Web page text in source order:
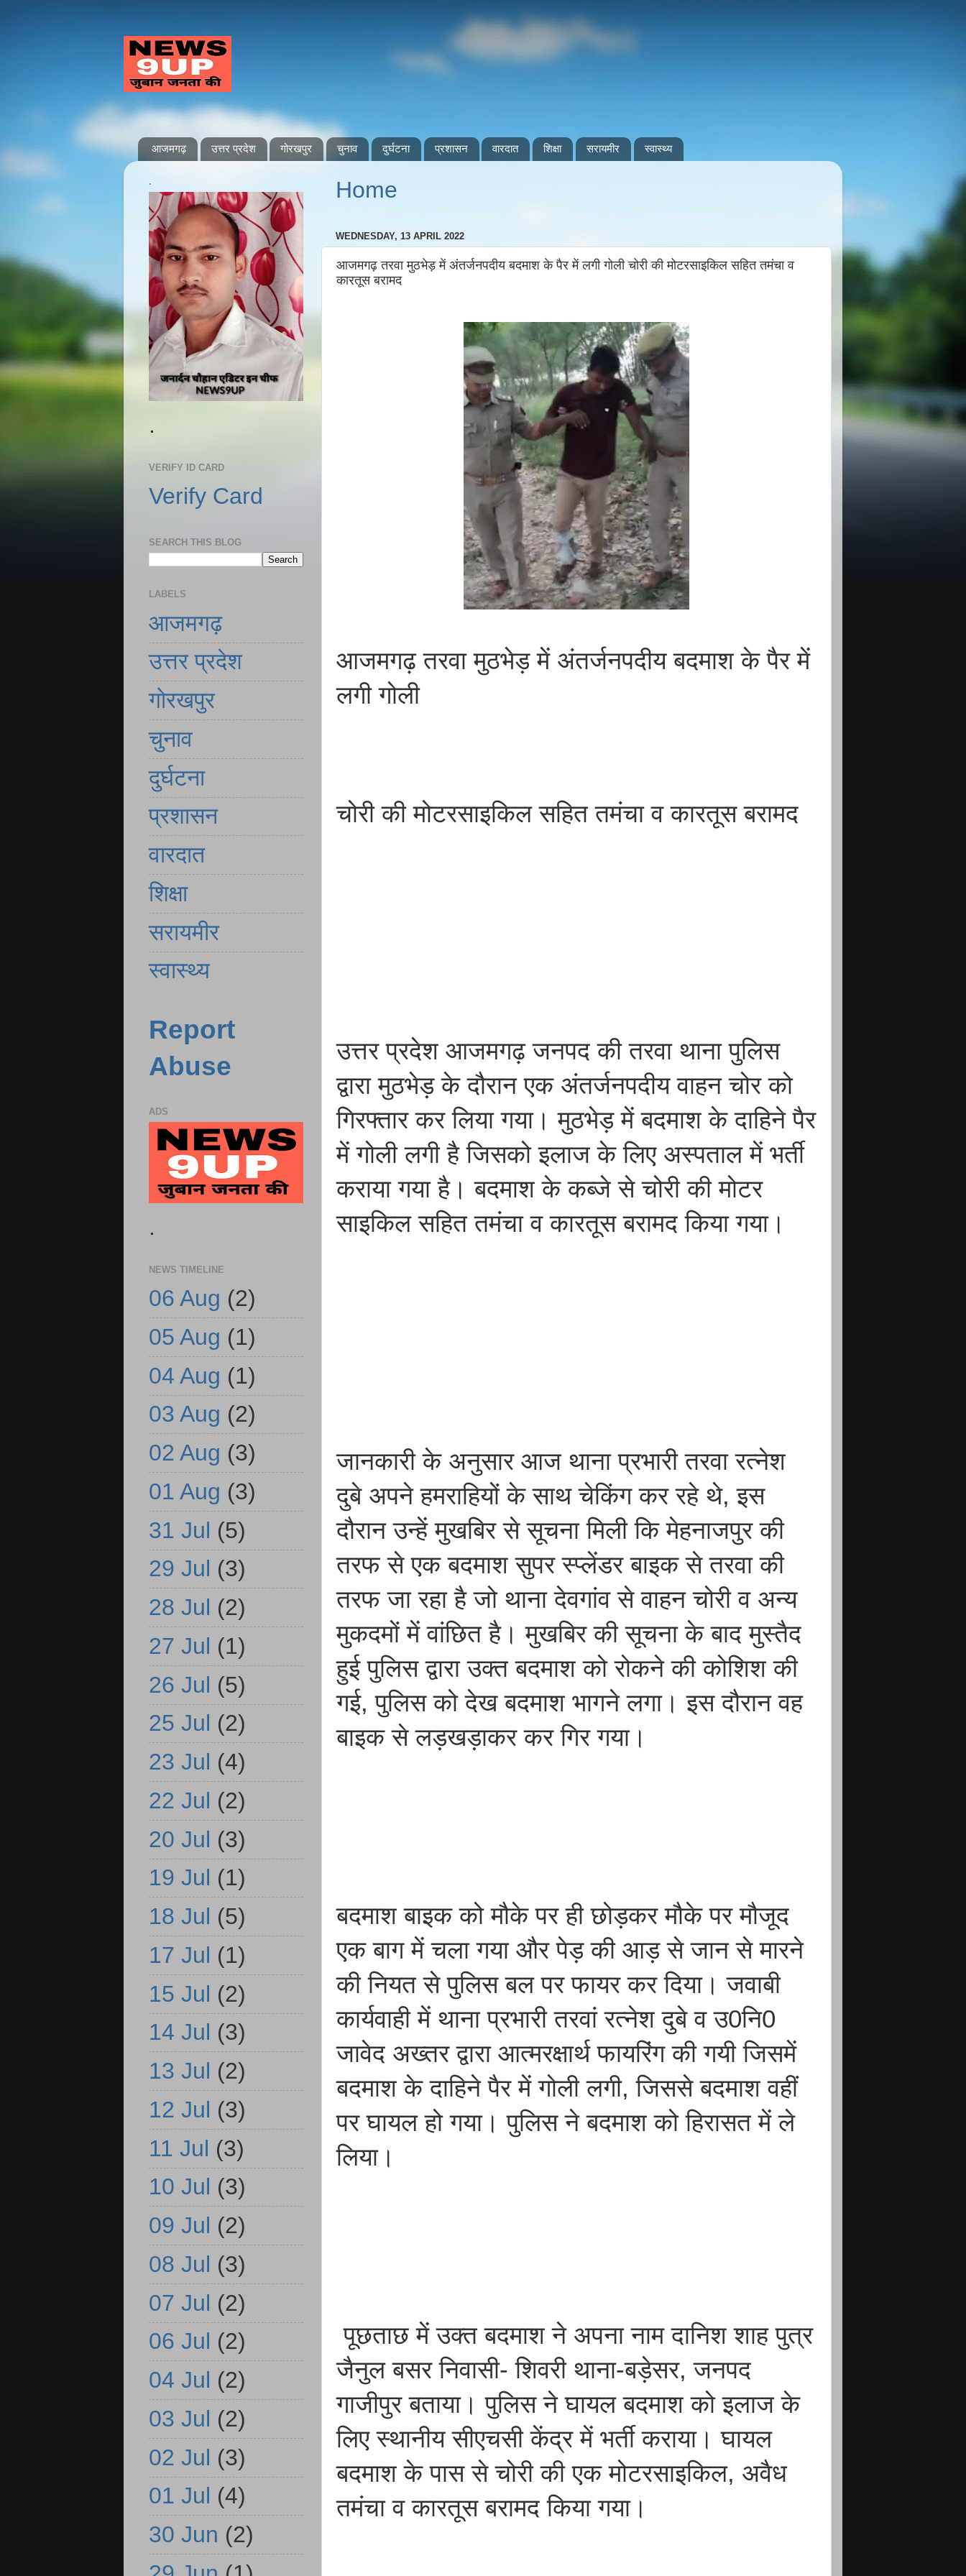
आजमगढ़ उत्तर प्रदेश गोरखपुर चुनाव दुर्घटना प्रशासन वारदात शिक्षा सरायमीर स्वास्थ्य
Home
WEDNESDAY, 13 APRIL 2022
आजमगढ़ तरवा मुठभेड़ में अंतर्जनपदीय बदमाश के पैर में लगी गोली चोरी की मोटरसाइकिल सहित तमंचा व
कारतूस बरामद
आजमगढ़ तरवा मुठभेड़ में अंतर्जनपदीय बदमाश के पैर में
लगी गोली
चोरी की मोटरसाइकिल सहित तमंचा व कारतूस बरामद
उत्तर प्रदेश आजमगढ़ जनपद की तरवा थाना पुलिस
द्वारा मुठभेड़ के दौरान एक अंतर्जनपदीय वाहन चोर को
गिरफ्तार कर लिया गया। मुठभेड़ में बदमाश के दाहिने पैर
में गोली लगी है जिसको इलाज के लिए अस्पताल में भर्ती
कराया गया है। बदमाश के कब्जे से चोरी की मोटर
साइकिल सहित तमंचा व कारतूस बरामद किया गया।
जानकारी के अनुसार आज थाना प्रभारी तरवा रत्नेश
दुबे अपने हमराहियों के साथ चेकिंग कर रहे थे, इस
दौरान उन्हें मुखबिर से सूचना मिली कि मेहनाजपुर की
तरफ से एक बदमाश सुपर स्प्लेंडर बाइक से तरवा की
तरफ जा रहा है जो थाना देवगांव से वाहन चोरी व अन्य
मुकदमों में वांछित है। मुखबिर की सूचना के बाद मुस्तैद
हुई पुलिस द्वारा उक्त बदमाश को रोकने की कोशिश की
गई, पुलिस को देख बदमाश भागने लगा। इस दौरान वह
बाइक से लड़खड़ाकर कर गिर गया।
बदमाश बाइक को मौके पर ही छोड़कर मौके पर मौजूद
एक बाग में चला गया और पेड़ की आड़ से जान से मारने
की नियत से पुलिस बल पर फायर कर दिया। जवाबी
कार्यवाही में थाना प्रभारी तरवां रत्नेश दुबे व उ0नि0
जावेद अख्तर द्वारा आत्मरक्षार्थ फायरिंग की गयी जिसमें
बदमाश के दाहिने पैर में गोली लगी, जिससे बदमाश वहीं
पर घायल हो गया। पुलिस ने बदमाश को हिरासत में ले
लिया।
पूछताछ में उक्त बदमाश ने अपना नाम दानिश शाह पुत्र
जैनुल बसर निवासी- शिवरी थाना-बड़ेसर, जनपद
गाजीपुर बताया। पुलिस ने घायल बदमाश को इलाज के
लिए स्थानीय सीएचसी केंद्र में भर्ती कराया। घायल
बदमाश के पास से चोरी की एक मोटरसाइकिल, अवैध
तमंचा व कारतूस बरामद किया गया।
.
.
VERIFY ID CARD
Verify Card
SEARCH THIS BLOG
LABELS
आजमगढ़
उत्तर प्रदेश
गोरखपुर
चुनाव
दुर्घटना
प्रशासन
वारदात
शिक्षा
सरायमीर
स्वास्थ्य
Report
Abuse
ADS
.
NEWS TIMELINE
06 Aug (2)
05 Aug (1)
04 Aug (1)
03 Aug (2)
02 Aug (3)
01 Aug (3)
31 Jul (5)
29 Jul (3)
28 Jul (2)
27 Jul (1)
26 Jul (5)
25 Jul (2)
23 Jul (4)
22 Jul (2)
20 Jul (3)
19 Jul (1)
18 Jul (5)
17 Jul (1)
15 Jul (2)
14 Jul (3)
13 Jul (2)
12 Jul (3)
11 Jul (3)
10 Jul (3)
09 Jul (2)
08 Jul (3)
07 Jul (2)
06 Jul (2)
04 Jul (2)
03 Jul (2)
02 Jul (3)
01 Jul (4)
30 Jun (2)